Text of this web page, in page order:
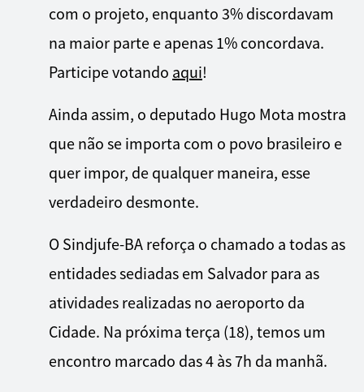
com o projeto, enquanto 3% discordavam
na maior parte e apenas 1% concordava.
Participe votando aqui!
Ainda assim, o deputado Hugo Mota mostra
que não se importa com o povo brasileiro e
quer impor, de qualquer maneira, esse
verdadeiro desmonte.
O Sindjufe-BA reforça o chamado a todas as
entidades sediadas em Salvador para as
atividades realizadas no aeroporto da
Cidade. Na próxima terça (18), temos um
encontro marcado das 4 às 7h da manhã.